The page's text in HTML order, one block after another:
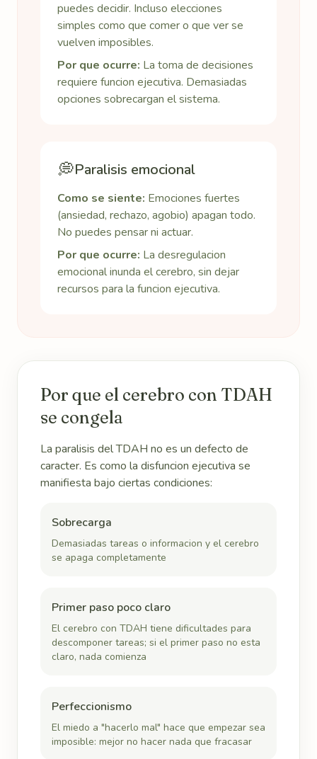
puedes decidir. Incluso elecciones
simples como que comer o que ver se
vuelven imposibles.
Por que ocurre: La toma de decisiones
requiere funcion ejecutiva. Demasiadas
opciones sobrecargan el sistema.
💭Paralisis emocional
Como se siente: Emociones fuertes
(ansiedad, rechazo, agobio) apagan todo.
No puedes pensar ni actuar.
Por que ocurre: La desregulacion
emocional inunda el cerebro, sin dejar
recursos para la funcion ejecutiva.
Por que el cerebro con TDAH
se congela
La paralisis del TDAH no es un defecto de
caracter. Es como la disfuncion ejecutiva se
manifiesta bajo ciertas condiciones:
Sobrecarga
Demasiadas tareas o informacion y el cerebro
se apaga completamente
Primer paso poco claro
El cerebro con TDAH tiene dificultades para
descomponer tareas; si el primer paso no esta
claro, nada comienza
Perfeccionismo
El miedo a "hacerlo mal" hace que empezar sea
imposible: mejor no hacer nada que fracasar